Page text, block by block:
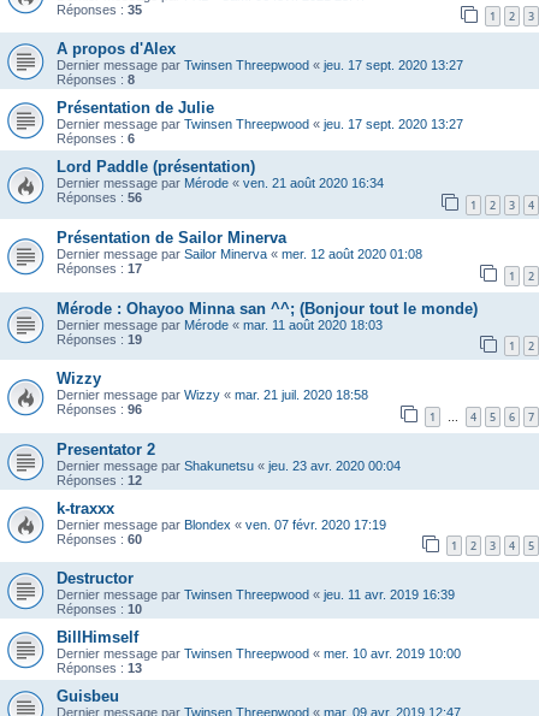
Réponses : 35 1 2 3
A propos d'Alex
Dernier message par Twinsen Threepwood « jeu. 17 sept. 2020 13:27
Réponses : 8
Présentation de Julie
Dernier message par Twinsen Threepwood « jeu. 17 sept. 2020 13:27
Réponses : 6
Lord Paddle (présentation)
Dernier message par Mérode « ven. 21 août 2020 16:34
Réponses : 56 1 2 3 4
Présentation de Sailor Minerva
Dernier message par Sailor Minerva « mer. 12 août 2020 01:08
Réponses : 17 1 2
Mérode : Ohayoo Minna san ^^; (Bonjour tout le monde)
Dernier message par Mérode « mar. 11 août 2020 18:03
Réponses : 19 1 2
Wizzy
Dernier message par Wizzy « mar. 21 juil. 2020 18:58
Réponses : 96 1 … 4 5 6 7
Presentator 2
Dernier message par Shakunetsu « jeu. 23 avr. 2020 00:04
Réponses : 12
k-traxxx
Dernier message par Blondex « ven. 07 févr. 2020 17:19
Réponses : 60 1 2 3 4 5
Destructor
Dernier message par Twinsen Threepwood « jeu. 11 avr. 2019 16:39
Réponses : 10
BillHimself
Dernier message par Twinsen Threepwood « mer. 10 avr. 2019 10:00
Réponses : 13
Guisbeu
Dernier message par Twinsen Threepwood « mar. 09 avr. 2019 12:47